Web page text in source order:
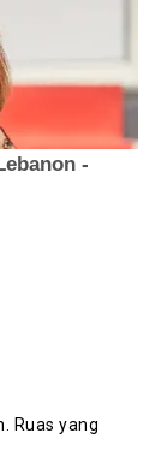
Ruas yang